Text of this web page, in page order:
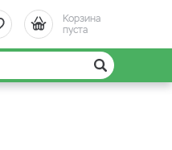
Корзина
пуста